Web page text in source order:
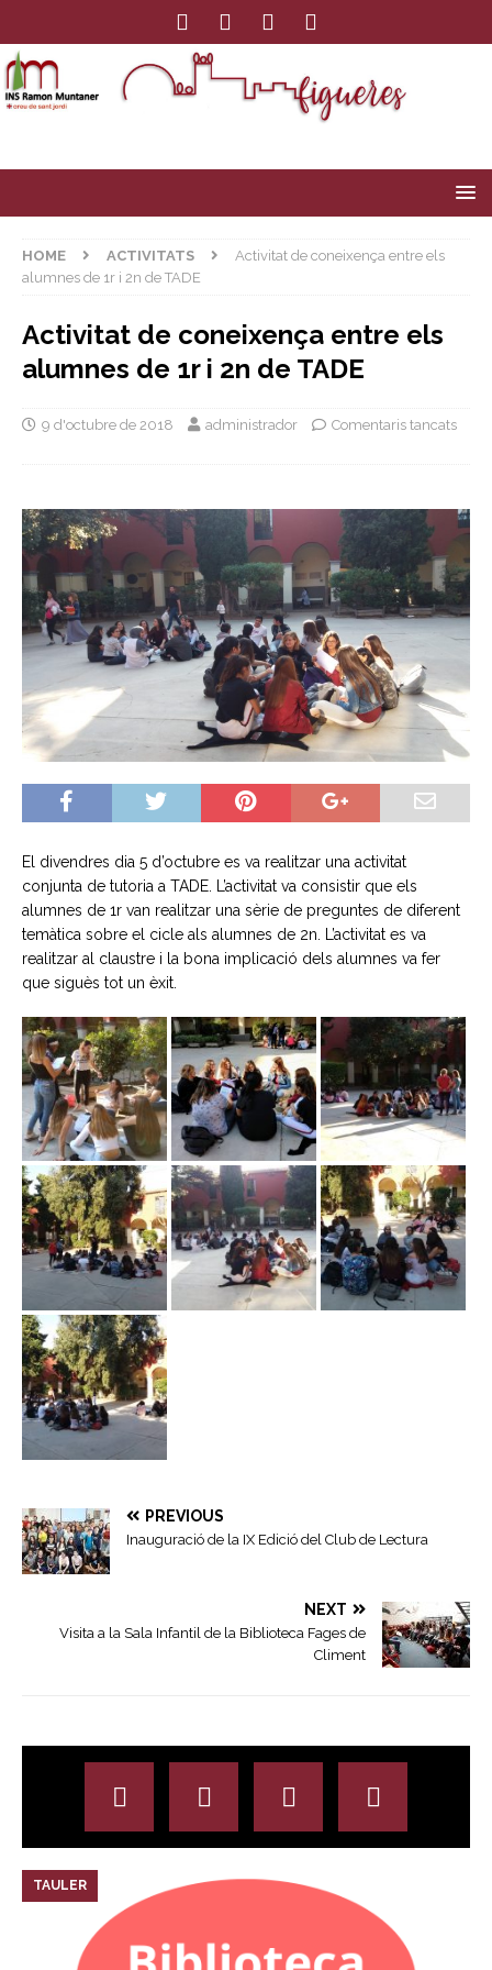
HOME ACTIVITATS
Activitat de coneixença entre els
alumnes de 1r i 2n de TADE
Activitat de coneixença entre els
alumnes de 1r i 2n de TADE
9 d'octubre de 2018 administrador Comentaris tancats
El divendres dia 5 d’octubre es va realitzar una activitat
conjunta de tutoria a TADE. L’activitat va consistir que els
alumnes de 1r van realitzar una sèrie de preguntes de diferent
temàtica sobre el cicle als alumnes de 2n. L’activitat es va
realitzar al claustre i la bona implicació dels alumnes va fer
que siguès tot un èxit.
PREVIOUS
Inauguració de la IX Edició del Club de Lectura
NEXT
Visita a la Sala Infantil de la Biblioteca Fages de
Climent
TAULER